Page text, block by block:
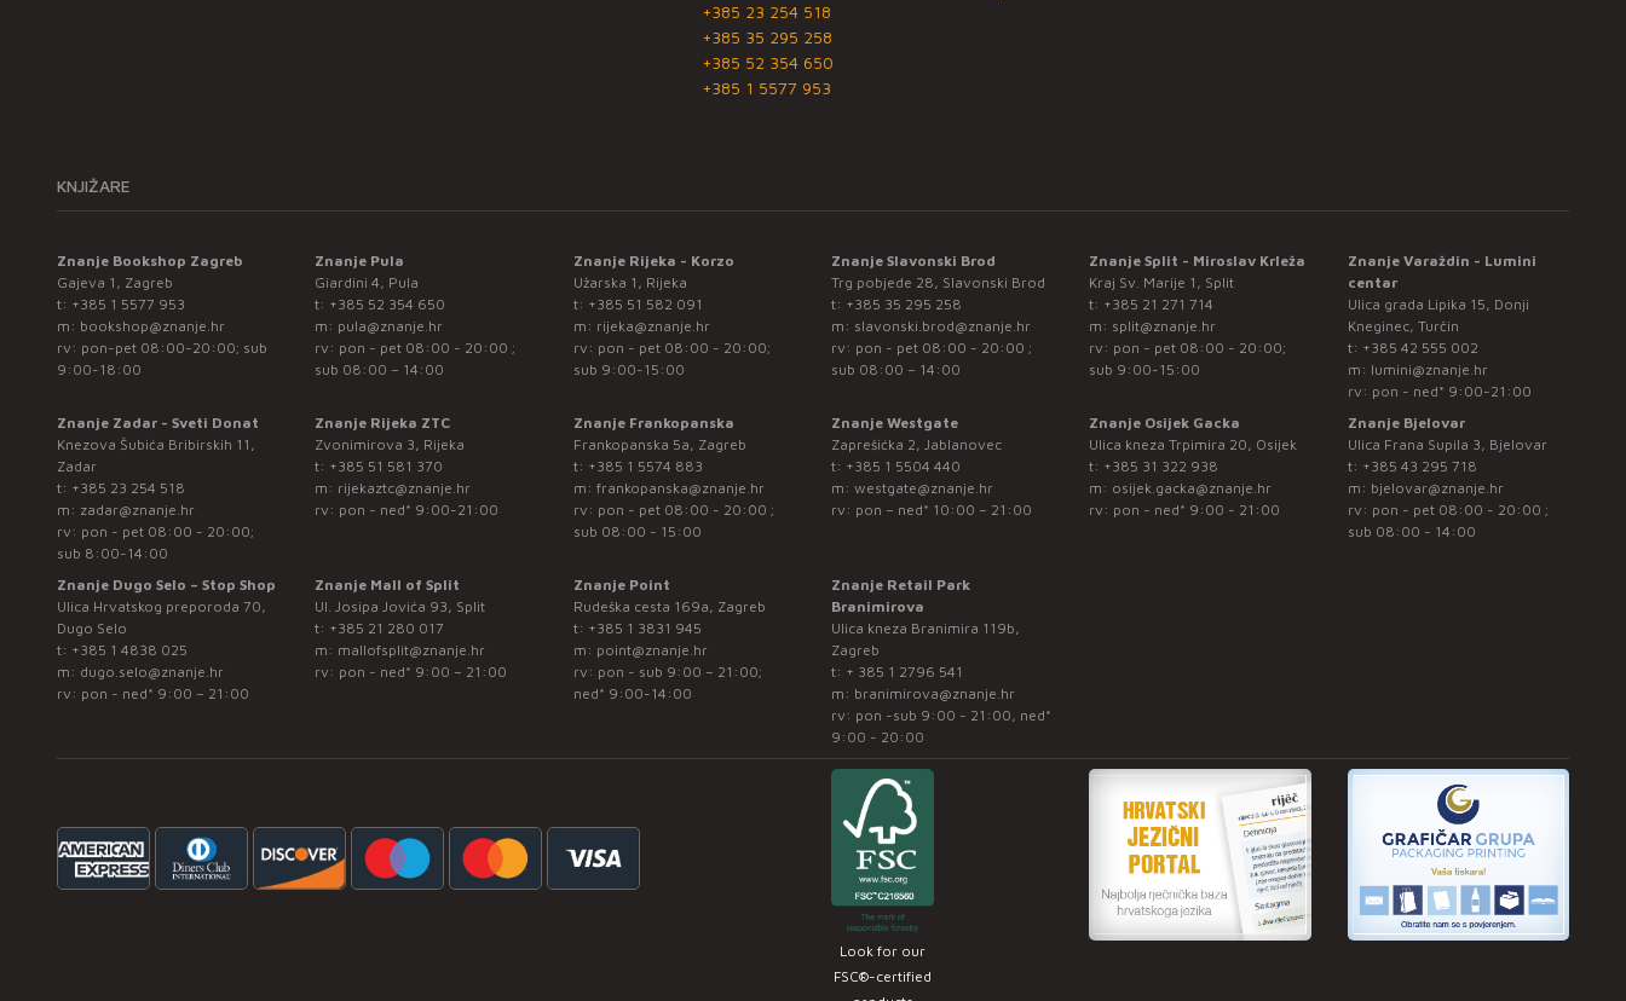
+385 23 254 518
+385 35 295 258
+385 52 354 650
+385 1 5577 953
KNJIŽARE
Znanje Bookshop Zagreb
Gajeva 1, Zagreb
t: +385 1 5577 953
m: bookshop@znanje.hr
rv: pon-pet 08:00-20:00; sub
9:00-18:00
Znanje Pula
Giardini 4, Pula
t: +385 52 354 650
m: pula@znanje.hr
rv: pon - pet 08:00 - 20:00 ;
sub 08:00 – 14:00
Znanje Rijeka - Korzo
Užarska 1, Rijeka
t: +385 51 582 091
m: rijeka@znanje.hr
rv: pon - pet 08:00 - 20:00;
sub 9:00-15:00
Znanje Slavonski Brod
Trg pobjede 28, Slavonski Brod
t: +385 35 295 258
m: slavonski.brod@znanje.hr
rv: pon - pet 08:00 - 20:00 ;
sub 08:00 – 14:00
Znanje Split - Miroslav Krleža
Kraj Sv. Marije 1, Split
t: +385 21 271 714
m: split@znanje.hr
rv: pon - pet 08:00 - 20:00;
sub 9:00-15:00
Znanje Varaždin - Lumini
centar
Ulica grada Lipika 15, Donji
Kneginec, Turčin
t: +385 42 555 002
m: lumini@znanje.hr
rv: pon - ned* 9:00-21:00
Znanje Zadar - Sveti Donat
Knezova Šubića Bribirskih 11,
Zadar
t: +385 23 254 518
m: zadar@znanje.hr
rv: pon - pet 08:00 - 20:00;
sub 8:00-14:00
Znanje Rijeka ZTC
Zvonimirova 3, Rijeka
t: +385 51 581 370
m: rijekaztc@znanje.hr
rv: pon - ned* 9:00-21:00
Znanje Frankopanska
Frankopanska 5a, Zagreb
t: +385 1 5574 883
m: frankopanska@znanje.hr
rv: pon - pet 08:00 - 20:00 ;
sub 08:00 - 15:00
Znanje Westgate
Zaprešićka 2, Jablanovec
t: +385 1 5504 440
m: westgate@znanje.hr
rv: pon – ned* 10:00 – 21:00
Znanje Osijek Gacka
Ulica kneza Trpimira 20, Osijek
t: +385 31 322 938
m: osijek.gacka@znanje.hr
rv: pon - ned* 9:00 - 21:00
Znanje Bjelovar
Ulica Frana Supila 3, Bjelovar
t: +385 43 295 718
m: bjelovar@znanje.hr
rv: pon - pet 08:00 - 20:00 ;
sub 08:00 - 14:00
Znanje Dugo Selo – Stop Shop
Ulica Hrvatskog preporoda 70,
Dugo Selo
t: +385 1 4838 025
m: dugo.selo@znanje.hr
rv: pon - ned* 9:00 – 21:00
Znanje Mall of Split
Ul. Josipa Jovića 93, Split
t: +385 21 280 017
m: mallofsplit@znanje.hr
rv: pon - ned* 9:00 – 21:00
Znanje Point
Rudeška cesta 169a, Zagreb
t: +385 1 3831 945
m: point@znanje.hr
rv: pon - sub 9:00 – 21:00;
ned* 9:00-14:00
Znanje Retail Park
Branimirova
Ulica kneza Branimira 119b,
Zagreb
t: + 385 1 2796 541
m: branimirova@znanje.hr
rv: pon -sub 9:00 - 21:00, ned*
9:00 - 20:00
Look for our
FSC®-certified